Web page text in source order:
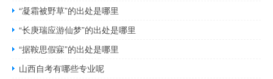
“凝霜被野草”的出处是哪里
“长庚瑞应游仙梦”的出处是哪里
“据鞍思假寐”的出处是哪里
山西自考有哪些专业呢